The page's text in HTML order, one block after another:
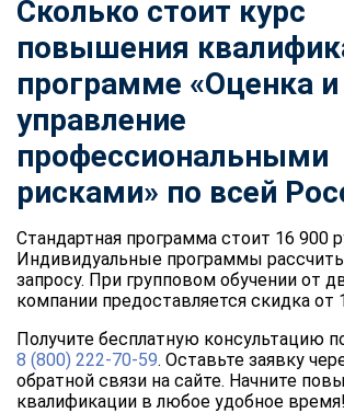
Сколько стоит курс
повышения
программе «Оценка и
управление
профессиональными
рисками» по всей
Стандартная программа стоит 16 900
Индивидуальные программы
запросу. При групповом обучении от
компании предоставляется скидка от
Получите бесплатную консультацию
8 (800) 222-70-59. Оставьте заявку
обратной связи на сайте. Начните
квалификации в любое удобное время!